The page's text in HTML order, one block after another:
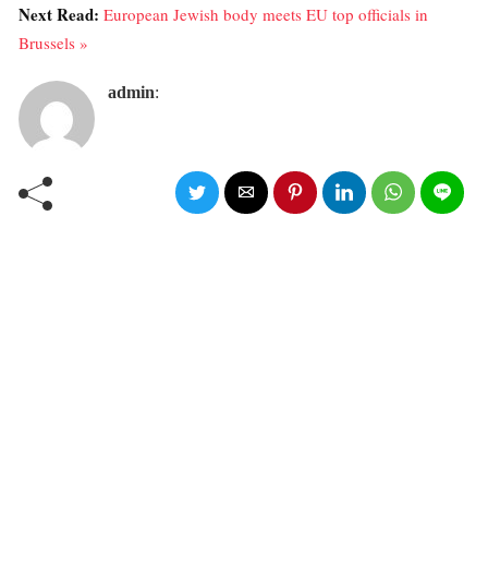
Next Read: European Jewish body meets EU top officials in
Brussels »
admin: